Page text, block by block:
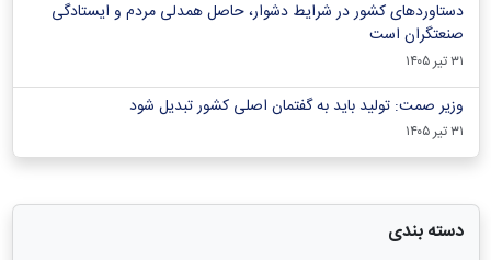
دستاوردهای کشور در شرایط دشوار، حاصل همدلی مردم و ایستادگی
صنعتگران است
۳۱ تیر ۱۴۰۵
وزیر صمت: تولید باید به گفتمان اصلی کشور تبدیل شود
۳۱ تیر ۱۴۰۵
دسته بندی